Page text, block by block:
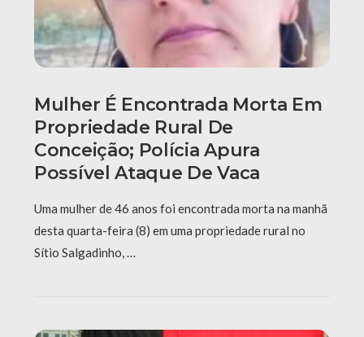
Mulher É Encontrada Morta Em
Propriedade Rural De
Conceição; Polícia Apura
Possível Ataque De Vaca
Uma mulher de 46 anos foi encontrada morta na manhã
desta quarta-feira (8) em uma propriedade rural no
Sítio Salgadinho, …